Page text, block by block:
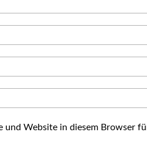
und Website in diesem Browser